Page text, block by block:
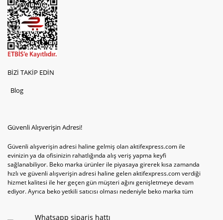
BİZİ TAKİP EDİN
Blog
Güvenli Alışverişin Adresi!
Güvenli alışverişin adresi haline gelmiş olan aktifexpress.com ile
evinizin ya da ofisinizin rahatlığında alış veriş yapma keyfi
sağlanabiliyor. Beko marka ürünler ile piyasaya girerek kısa zamanda
hızlı ve güvenli alışverişin adresi haline gelen aktifexpress.com verdiği
hizmet kalitesi ile her geçen gün müşteri ağını genişletmeye devam
ediyor. Ayrıca beko yetkili satıcısı olması nedeniyle beko marka tüm
televizyon ya da bulaşık makinesi değil aynı zamanda çamaşır makinesi
Whatsapp sipariş hattı